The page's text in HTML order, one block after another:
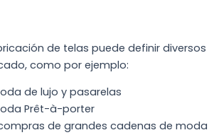
de telas puede definir diversos
como por ejemplo:
de lujo y pasarelas
Prêt-à-porter
de grandes cadenas de moda